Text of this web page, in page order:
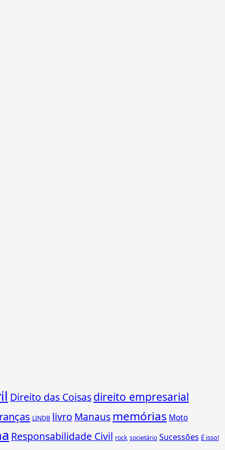
Direito das Coisasdireito empresarial
LINDB livro Manaus memórias Moto
Responsabilidade Civil rock societário Sucessões É isso!